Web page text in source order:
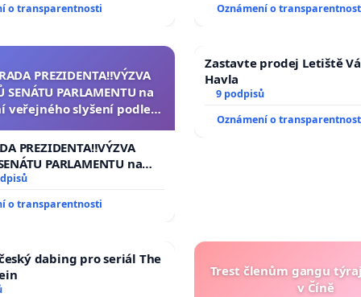
o transparentnosti
Oznámení o
PREZIDENTA‼️VÝZVA
SENÁTU PARLAMENTU na
veřejného slyšení podle §
přijetí usnesení k podání
žaloby na prezidenta
republiky
PREZIDENTA‼️VÝZVA
PARLAMENTU na
veřejného slyšení podle §
k podání ústavní
o transparentnosti
Zastavte prodej Letiště
Havla
9 podpisů
Oznámení o
dabing pro seriál The
Trest členům gangu
v Číně